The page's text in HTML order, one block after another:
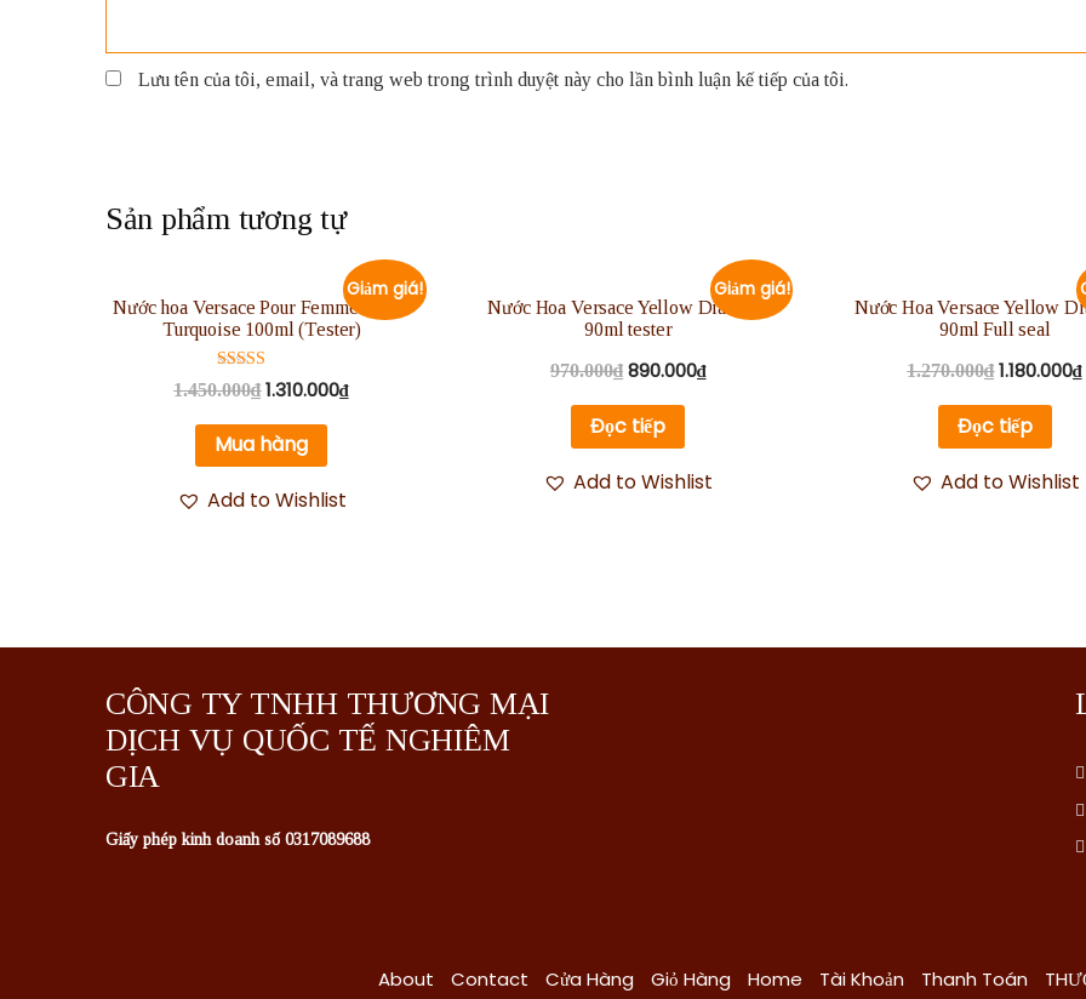
Lưu tên của tôi, email, và trang web trong trình duyệt này cho lần bình luận kế tiếp của tôi.
Sản phẩm tương tự
Giảm giá!
Nước hoa Versace Pour Femme Dylan
Turquoise 100ml (Tester)
Được xếp
hạng
5 sao
1.450.000₫ 1.310.000₫
Mua hàng
Add to Wishlist
Giảm giá!
Nước Hoa Versace Yellow Diamond
90ml tester
970.000₫ 890.000₫
Đọc tiếp
Add to Wishlist
Nước Hoa Versace Yellow
90ml Full seal
1.270.000₫ 1.180.000₫
Đọc tiếp
Add to Wishlist
CÔNG TY TNHH THƯƠNG MẠI
DỊCH VỤ QUỐC TẾ NGHIÊM
GIA
Giấy phép kinh doanh số 0317089688
About Contact Cửa Hàng Giỏ Hàng Home Tài Khoản Thanh Toán